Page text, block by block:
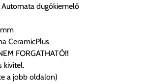
esetén, amennyiben szállítást is kér,
ajánl fel a program. Kérjük, a
az önnek megfelelő szállítási
dugókiemelő
CeramicPlus
FORGATHATÓ!!
kivitel.
a jobb oldalon)